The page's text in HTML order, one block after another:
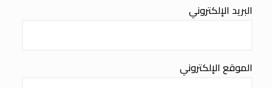
البريد الإلكتروني
الموقع الإلكتروني